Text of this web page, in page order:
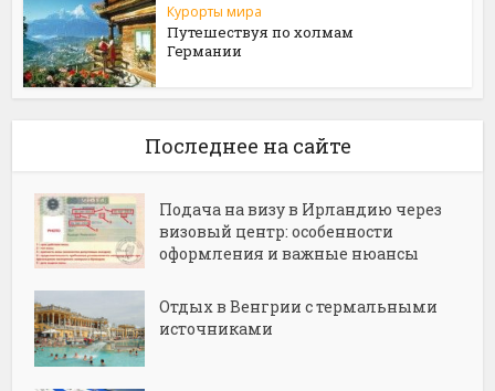
Курорты мира
Путешествуя по холмам
Германии
Последнее на сайте
Подача на визу в Ирландию через
визовый центр: особенности
оформления и важные нюансы
Отдых в Венгрии с термальными
источниками